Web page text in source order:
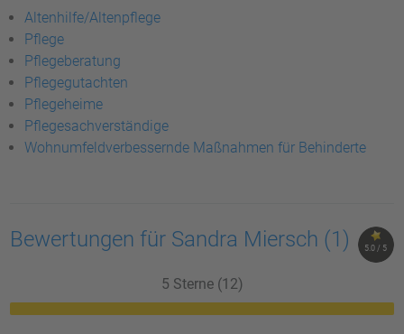
Altenhilfe/Altenpflege
Pflege
Pflegeberatung
Pflegegutachten
Pflegeheime
Pflegesachverständige
Wohnumfeldverbessernde Maßnahmen für Behinderte
5.0 / 5
Bewertungen für Sandra Miersch (1)
5 Sterne (12)